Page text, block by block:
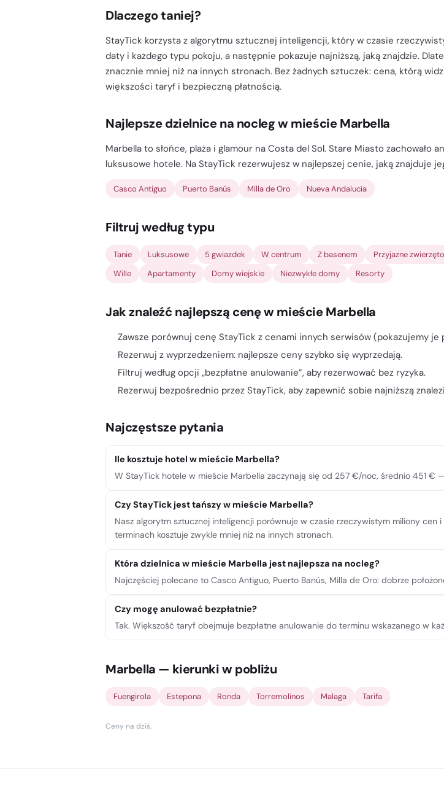
Dlaczego taniej?
StayTick korzysta z algorytmu sztucznej inteligencji, który w czasie
daty i każdego typu pokoju, a następnie pokazuje najniższą, jaką znajdzie.
znacznie mniej niż na innych stronach. Bez żadnych sztuczek: cena, którą
większości taryf i bezpieczną płatnością.
Najlepsze dzielnice na nocleg w mieście Marbella
Marbella to słońce, plaża i glamour na Costa del Sol. Stare Miasto zachowało
luksusowe hotele. Na StayTick rezerwujesz w najlepszej cenie, jaką znajduje
Casco Antiguo Puerto Banús Milla de Oro Nueva Andalucía
Filtruj według typu
Tanie Luksusowe 5 gwiazdek W centrum Z basenem Przyjazne
Wille
Apartamenty Domy wiejskie Niezwykłe domy Resorty
Jak znaleźć najlepszą cenę w mieście Marbella
Zawsze porównuj cenę StayTick z cenami innych serwisów (pokazujemy je
Rezerwuj z wyprzedzeniem: najlepsze ceny szybko się wyprzedają.
Filtruj według opcji „bezpłatne anulowanie”, aby rezerwować bez ryzyka.
Rezerwuj bezpośrednio przez StayTick, aby zapewnić sobie najniższą
Najczęstsze pytania
Ile kosztuje hotel w mieście Marbella?
W StayTick hotele w mieście Marbella zaczynają się od 257 €/noc, średnio 451 €
Czy StayTick jest tańszy w mieście Marbella?
Nasz algorytm sztucznej inteligencji porównuje w czasie rzeczywistym miliony
terminach kosztuje zwykle mniej niż na innych stronach.
Która dzielnica w mieście Marbella jest najlepsza na nocleg?
Najczęściej polecane to Casco Antiguo, Puerto Banús, Milla de Oro: dobrze
Czy mogę anulować bezpłatnie?
Tak. Większość taryf obejmuje bezpłatne anulowanie do terminu wskazanego w
Marbella — kierunki w pobliżu
Fuengirola Estepona Ronda Torremolinos Malaga Tarifa
Ceny na dziś.